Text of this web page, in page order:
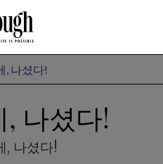
, 나셨다!
나셨다!
, 나셨다!